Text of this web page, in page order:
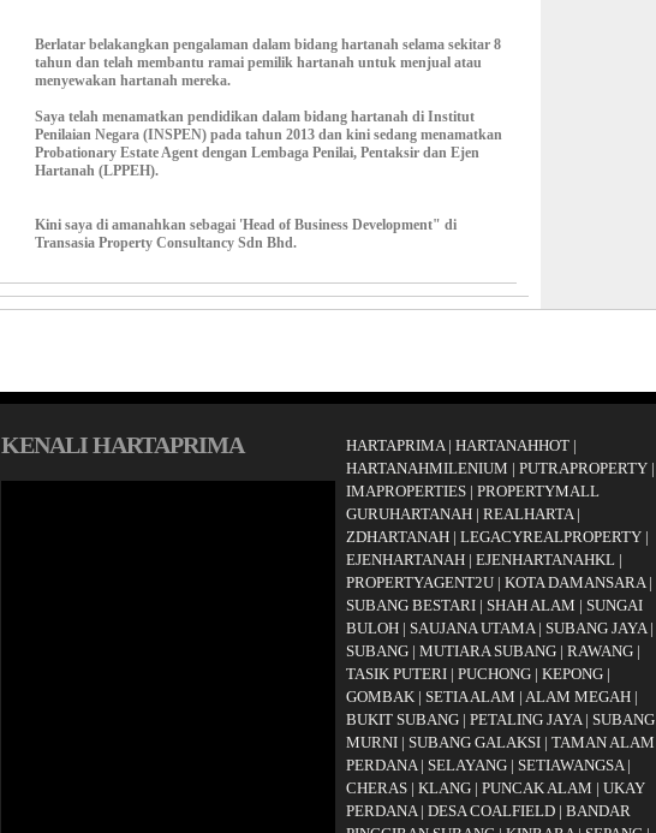
Berlatar belakangkan pengalaman dalam bidang hartanah selama sekitar 8
tahun dan telah membantu ramai pemilik hartanah untuk menjual atau
menyewakan hartanah mereka.
Saya telah menamatkan pendidikan dalam bidang hartanah di Institut
Penilaian Negara (INSPEN) pada tahun 2013 dan kini sedang menamatkan
Probationary Estate Agent dengan Lembaga Penilai, Pentaksir dan Ejen
Hartanah (LPPEH).
Kini saya di amanahkan sebagai 'Head of Business Development" di
Transasia Property Consultancy Sdn Bhd.
KENALI HARTAPRIMA HARTAPRIMA| HARTANAHHOT |
HARTANAHMILENIUM | PUTRAPROPERTY |
IMAPROPERTIES | PROPERTYMALL
GURUHARTANAH | REALHARTA|
ZDHARTANAH | LEGACYREALPROPERTY |
EJENHARTANAH | EJENHARTANAHKL |
PROPERTYAGENT2U | KOTA DAMANSARA|
SUBANG BESTARI | SHAH ALAM | SUNGAI
BULOH | SAUJANA UTAMA| SUBANG JAYA |
SUBANG | MUTIARA SUBANG | RAWANG |
TASIK PUTERI | PUCHONG | KEPONG |
GOMBAK | SETIA ALAM | ALAM MEGAH |
BUKIT SUBANG | PETALING JAYA| SUBANG
MURNI | SUBANG GALAKSI | TAMAN ALAM
PERDANA| SELAYANG | SETIAWANGSA|
CHERAS | KLANG | PUNCAK ALAM | UKAY
PERDANA| DESA COALFIELD | BANDAR